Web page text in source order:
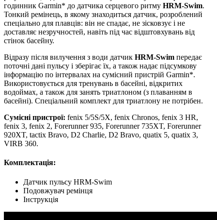
годинник Garmin* до датчика серцевого ритму HRM-Swim.
Тонкий ремінець, в якому знаходиться датчик, розроблений
спеціально для плавців: він не спадає, не зісковзує і не
доставляє незручностей, навіть під час відштовхувань від
стінок басейну.
Відразу після вилучення з води датчик HRM-Swim передає
поточні дані пульсу і зберігає їх, а також надає підсумкову
інформацію по інтервалах на сумісний пристрій Garmin*.
Використовується для тренувань в басейні, відкритих
водоймах, а також для занять триатлоном (з плаванням в
басейні). Спеціальний комплект для триатлону не потрібен.
Сумісні пристрої: fenix 5/5S/5X, fenix Chronos, fenix 3 HR,
fenix 3, fenix 2, Forerunner 935, Forerunner 735XT, Forerunner
920XT, tactix Bravo, D2 Charlie, D2 Bravo, quatix 5, quatix 3,
VIRB 360.
Комплектація:
Датчик пульсу HRM-Swim
Подовжувач ремінця
Інструкція